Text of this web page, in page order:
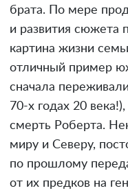
брата. По мере
и развития сюжета
картина жизни
отличный пример
сначала
70-х годах 20
смерть Роберта.
миру и Северу,
по прошлому
от их предков на